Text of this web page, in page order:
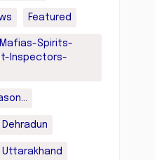
Featured
Spirits-
Inspectors-